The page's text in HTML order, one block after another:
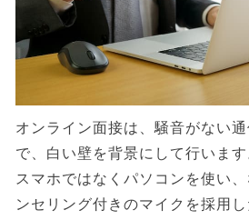
オンライン面接は、騒音がない
で、白い壁を背景にして行います
スマホではなくパソコンを使い
ンセリング付きのマイクを採用